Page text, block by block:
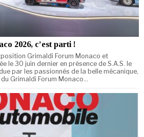
2026, c’est parti !
Grimaldi Forum Monaco et
le 30 juin dernier en présence de S.A.S. le
par les passionnés de la belle mécanique,
Grimaldi Forum Monaco…